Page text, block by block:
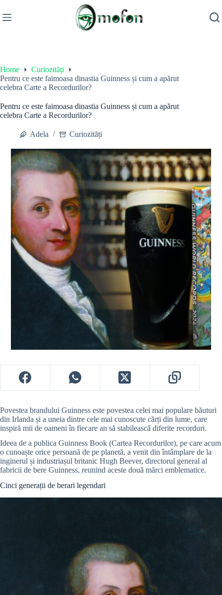
to
content
Home
Curiozități
Pentru ce este faimoasa dinastia Guinness și cum a apărut
celebra Carte a Recordurilor?
Pentru ce este faimoasa dinastia Guinness și cum a apărut
celebra Carte a Recordurilor?
Adela Curiozități
Povestea brandului Guinness este povestea celei mai populare băuturi
din Irlanda și a uneia dintre cele mai cunoscute cărți din lume, care
inspiră mii de oameni în fiecare an să stabilească diferite recorduri.
Ideea de a publica Guinness Book (Cartea Recordurilor), pe care acum
o cunoaște orice persoană de pe planetă, a venit din întâmplare de la
inginerul și industriașul britanic Hugh Beever, directorul general al
fabricii de bere Guinness, reunind aceste două mărci emblematice.
Cinci generații de berari legendari